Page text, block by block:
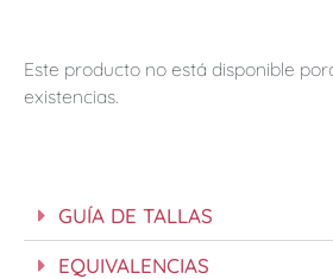
Este producto no está disponible
existencias.
GUÍA DE TALLAS
EQUIVALENCIAS